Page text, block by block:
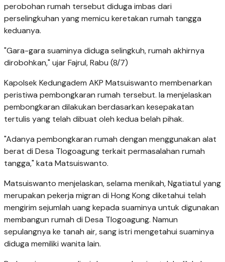
perobohan rumah tersebut diduga imbas dari
perselingkuhan yang memicu keretakan rumah tangga
keduanya.
"Gara-gara suaminya diduga selingkuh, rumah akhirnya
dirobohkan," ujar Fajrul, Rabu (8/7)
Kapolsek Kedungadem AKP Matsuiswanto membenarkan
peristiwa pembongkaran rumah tersebut. Ia menjelaskan
pembongkaran dilakukan berdasarkan kesepakatan
tertulis yang telah dibuat oleh kedua belah pihak.
"Adanya pembongkaran rumah dengan menggunakan alat
berat di Desa Tlogoagung terkait permasalahan rumah
tangga," kata Matsuiswanto.
Matsuiswanto menjelaskan, selama menikah, Ngatiatul yang
merupakan pekerja migran di Hong Kong diketahui telah
mengirim sejumlah uang kepada suaminya untuk digunakan
membangun rumah di Desa Tlogoagung. Namun
sepulangnya ke tanah air, sang istri mengetahui suaminya
diduga memiliki wanita lain.